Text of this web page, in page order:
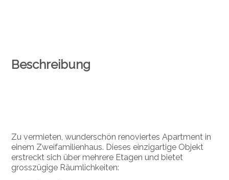
Beschreibung
Zu vermieten, wunderschön renoviertes Apartment in
einem Zweifamilienhaus. Dieses einzigartige Objekt
erstreckt sich über mehrere Etagen und bietet
grosszügige Räumlichkeiten: